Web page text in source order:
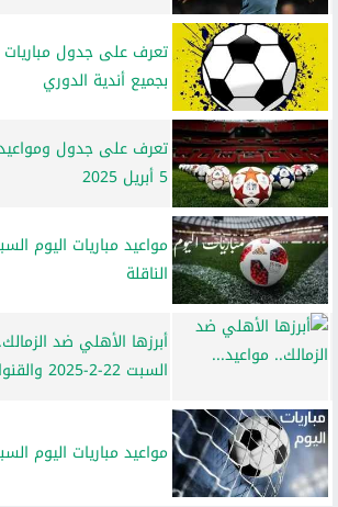
بجميع أندية الدوري
تعرف على جدول ومواعيد
5 أبريل 2025
الناقلة
أبرزها الأهلي ضد
السبت 22-2-2025 والقنوات الناقلة
مواعيد مباريات اليوم